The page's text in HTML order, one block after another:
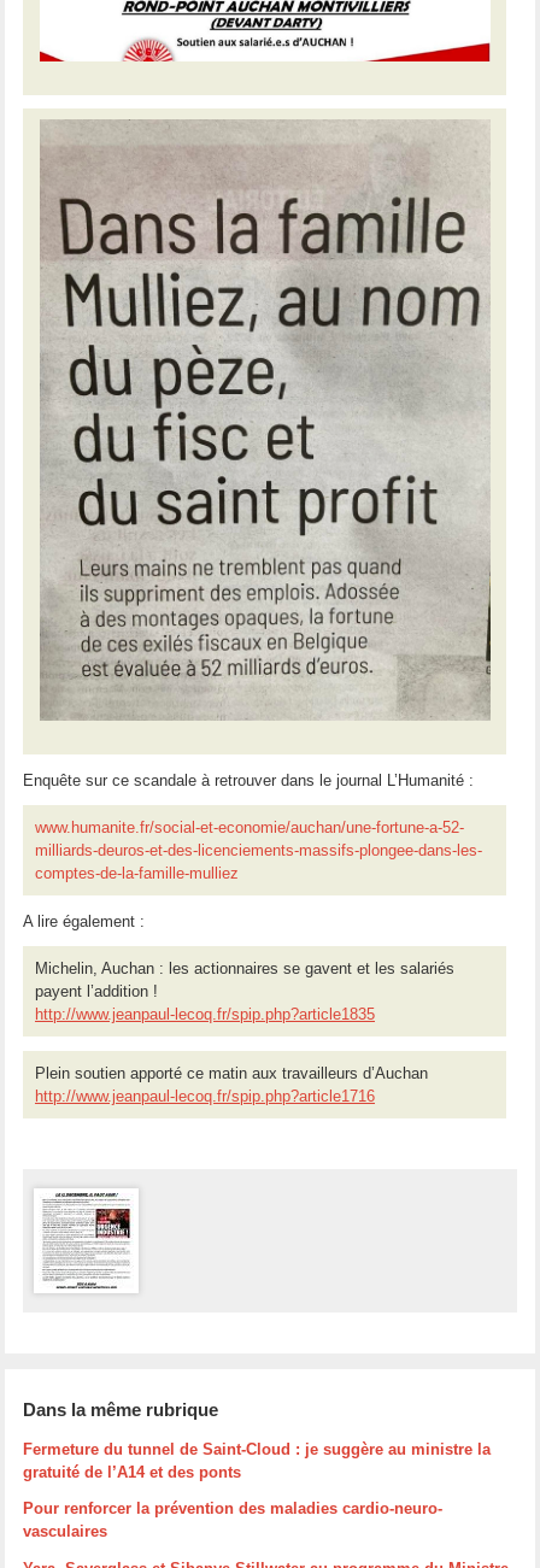
Enquête sur ce scandale à retrouver dans le journal L’Humanité :
www.humanite.fr/social-et-economie/auchan/une-fortune-a-52-
milliards-deuros-et-des-licenciements-massifs-plongee-dans-les-
comptes-de-la-famille-mulliez
A lire également :
Michelin, Auchan : les actionnaires se gavent et les salariés
payent l’addition !
http://www.jeanpaul-lecoq.fr/spip.php?article1835
Plein soutien apporté ce matin aux travailleurs d’Auchan
http://www.jeanpaul-lecoq.fr/spip.php?article1716
Dans la même rubrique
Fermeture du tunnel de Saint-Cloud : je suggère au ministre la
gratuité de l’A14 et des ponts
Pour renforcer la prévention des maladies cardio-neuro-
vasculaires